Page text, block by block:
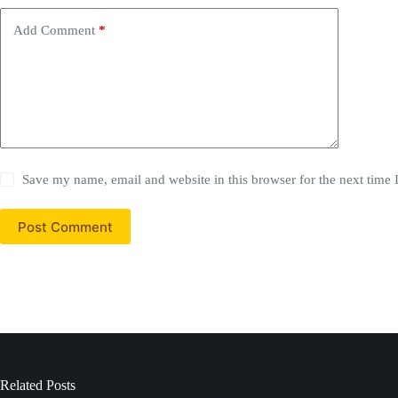
Add Comment *
Save my name, email and website in this browser for the next time
Post Comment
Related Posts